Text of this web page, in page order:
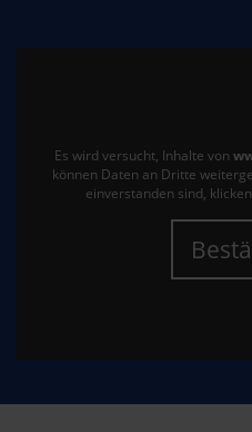
Es wird versucht, Inhalte von
können Daten an Dritte
einverstanden sind,